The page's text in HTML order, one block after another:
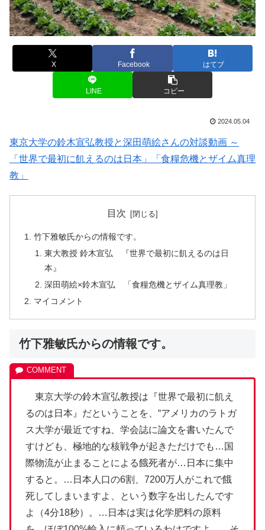
X Facebook はてブ
LINE コピー
2024.05.04
東京大学の鈴木宣弘教授と深田萌絵さんの対談動画 ～
「世界で最初に飢えるのは日本」「食糧危機とザイム真理
教」
目次
竹下雅敏氏からの情報です。
東大教授 鈴木宣弘 『世界で最初に飢えるのは日
本』
深田萌絵×鈴木宣弘 「食糧危機とザイム真理教」
マイコメント
竹下雅敏氏からの情報です。
東京大学の鈴木宣弘教授は『世界で最初に飢え
るのは日本』だということを、“アメリカのラトガ
ス大学が最近ですね、学会誌に論文を書いたんで
すけども、極地的な核戦争が起きただけでも…国
際物流が止まることによる餓死者が…日本に集中
すると。…日本人口の6割、7200万人がこれで餓
死してしまいますよ、という数字を出したんです
よ（4分18秒）。…日本は実は化学肥料の原料